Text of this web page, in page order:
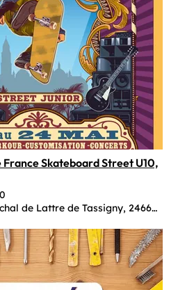
Skateboard Street U10,
de Lattre de Tassigny, 24660